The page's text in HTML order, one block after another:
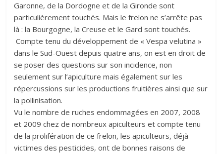
Garonne, de la Dordogne et de la Gironde sont
particulièrement touchés. Mais le frelon ne s’arrête pas
là : la Bourgogne, la Creuse et le Gard sont touchés.
Compte tenu du développement de « Vespa velutina »
dans le Sud-Ouest depuis quatre ans, on est en droit de
se poser des questions sur son incidence, non
seulement sur l’apiculture mais également sur les
répercussions sur les productions fruitières ainsi que sur
la pollinisation.
Vu le nombre de ruches endommagées en 2007, 2008
et 2009 chez de nombreux apiculteurs et compte tenu
de la prolifération de ce frelon, les apiculteurs, déjà
victimes des pesticides, ont de bonnes raisons de